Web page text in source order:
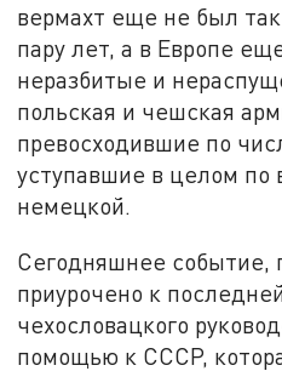
вермахт еще не был
пару лет, а в Европе
неразбитые и
польская и чешская
превосходившие по
уступавшие в целом по
немецкой.
Сегодняшнее событие,
приурочено к
чехословацкого
помощью к СССР,